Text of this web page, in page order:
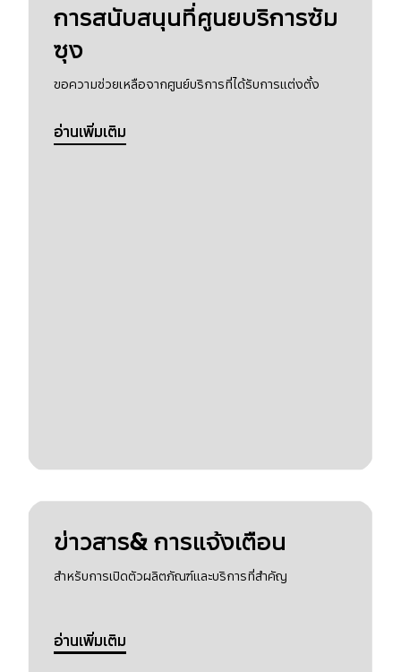
การสนับสนุนที่ศูนยบริการซัม
ซุง
ขอความช่วยเหลือจากศูนย์บริการที่ได้รับการแต่งตั้ง
อ่านเพิ่มเติม
ข่าวสาร& การแจ้งเตือน
สำหรับการเปิดตัวผลิตภัณฑ์และบริการที่สำคัญ
อ่านเพิ่มเติม